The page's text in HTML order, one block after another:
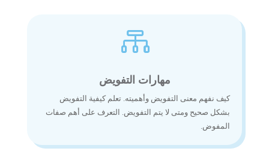

مهارات التفويض
كيف نفهم معنى التفويض وأهميته. تعلم كيفية التفويض
بشكل صحيح ومتى لا يتم التفويض. التعرف على أهم صفات
المفوض.